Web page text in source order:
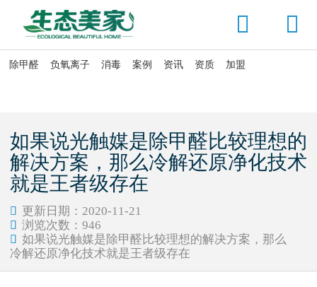


除甲醛 负氧离子 消毒 案例 资讯 资质 加盟
如果说光触媒是除甲醛比较理想的
解决方案，那么冷解还原净化技术
就是王者级存在
 更新日期：2020-11-21
 浏览次数： 946
 如果说光触媒是除甲醛比较理想的解决方案，那么
冷解还原净化技术就是王者级存在